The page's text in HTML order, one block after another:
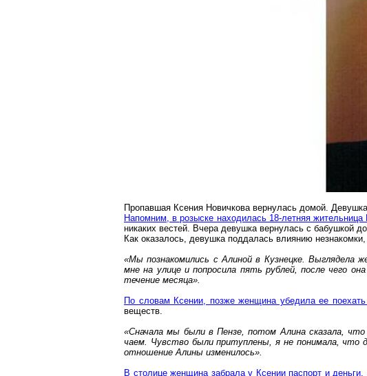
Пропавшая Ксения Новичковавернулась домой. Девушка
Напомним, в розыске находилась 18-летняя жительница
никаких вестей. Вчера девушка вернулась с бабушкой
Как оказалось, девушка поддалась влиянию
«Мы познакомились с Алиной в Кузнецке. Выглядела
мне на улице и попросила пять рублей, после чего
течение месяца».
По словам Ксении, позже женщина убедила ее
веществ.
«Сначала мы были в Пензе, потом Алина сказала,
чаем. Чувство были притуплены, я не понимала, что
отношение Алины изменилось».
В столице женщина забрала у Ксении паспорт и